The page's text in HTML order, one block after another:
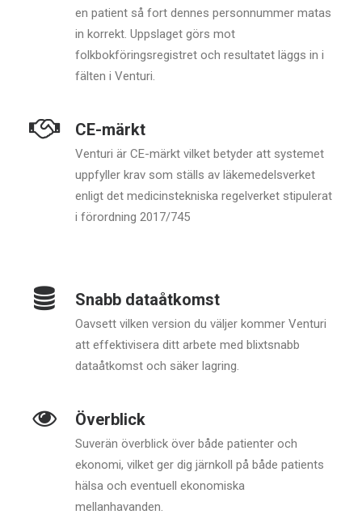
en patient så fort dennes personnummer matas
in korrekt. Uppslaget görs mot
folkbokföringsregistret och resultatet läggs in i
fälten i Venturi.
CE-märkt
Venturi är CE-märkt vilket betyder att systemet
uppfyller krav som ställs av läkemedelsverket
enligt det medicinstekniska regelverket stipulerat
i förordning 2017/745
Snabb dataåtkomst
Oavsett vilken version du väljer kommer Venturi
att effektivisera ditt arbete med blixtsnabb
dataåtkomst och säker lagring.
Överblick
Suverän överblick över både patienter och
ekonomi, vilket ger dig järnkoll på både patients
hälsa och eventuell ekonomiska
mellanhavanden.